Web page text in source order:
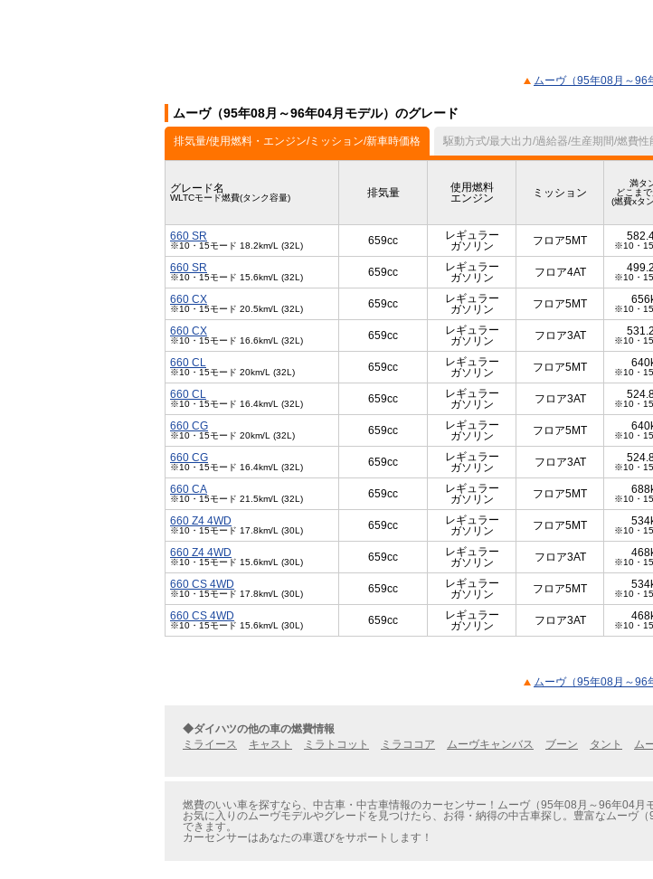
ムーヴ（95年08月～96
ムーヴ（95年08月～96年04月モデル）のグレード
排気量/使用燃料・エンジン/ミッション/新車時価格 駆動方式/最大出力/過給器/生産期間/燃費性
グレード名
WLTCモード燃費(タンク容量) 排気量
使用燃料
エンジン
ミッション
満タ
どこま
(燃費xタ
660 SR
※10・15モード 18.2km/L (32L) 659cc
レギュラー
ガソリン
フロア5MT ※10・
660 SR
※10・15モード 15.6km/L (32L) 659cc
レギュラー
ガソリン
フロア4AT ※10・
660 CX
※10・15モード 20.5km/L (32L) 659cc
レギュラー
ガソリン
フロア5MT ※10・
660 CX
※10・15モード 16.6km/L (32L) 659cc
レギュラー
ガソリン
フロア3AT ※10・
660 CL
※10・15モード 20km/L (32L) 659cc
レギュラー
ガソリン
フロア5MT ※10・
660 CL
※10・15モード 16.4km/L (32L) 659cc
レギュラー
ガソリン
フロア3AT ※10・
660 CG
※10・15モード 20km/L (32L) 659cc
レギュラー
ガソリン
フロア5MT ※10・
660 CG
※10・15モード 16.4km/L (32L) 659cc
レギュラー
ガソリン
フロア3AT ※10・
660 CA
※10・15モード 21.5km/L (32L) 659cc
レギュラー
ガソリン
フロア5MT ※10・
660 Z4 4WD
※10・15モード 17.8km/L (30L) 659cc
レギュラー
ガソリン
フロア5MT ※10・
660 Z4 4WD
※10・15モード 15.6km/L (30L) 659cc
レギュラー
ガソリン
フロア3AT ※10・
660 CS 4WD
※10・15モード 17.8km/L (30L) 659cc
レギュラー
ガソリン
フロア5MT ※10・
660 CS 4WD
※10・15モード 15.6km/L (30L) 659cc
レギュラー
ガソリン
フロア3AT ※10・
ムーヴ（95年08月～96
◆ダイハツの他の車の燃費情報
ミライース
キャスト ミラトコット ミラココア ムーヴキャンバス ブーン タント ム
燃費のいい車を探すなら、中古車・中古車情報のカーセンサー！ムーヴ（95年08月～96年04月
お気に入りのムーヴモデルやグレードを見つけたら、お得・納得の中古車探し。豊富なムーヴ
できます。
カーセンサーはあなたの車選びをサポートします！